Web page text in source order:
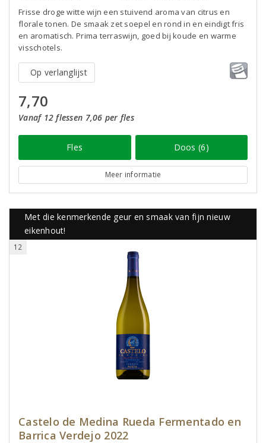
Frisse droge witte wijn een stuivend aroma van citrus en
florale tonen. De smaak zet soepel en rond in en eindigt fris
en aromatisch. Prima terraswijn, goed bij koude en warme
visschotels.
Op verlanglijst
7,70
Vanaf 12 flessen 7,06 per fles
Fles Doos (6)
Meer informatie
Met die kenmerkende geur en smaak van fijn nieuw
eikenhout!
12
Castelo de Medina Rueda Fermentado en
Barrica Verdejo 2022